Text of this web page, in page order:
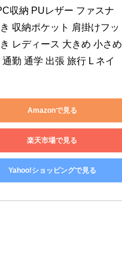
収納 PUレザー ファスナ
収納ポケット 肩掛けフッ
レディース 大きめ 小さめ
通勤 通学 出張 旅行 L ネイ
Amazonで見る
楽天市場で見る
Yahoo!ショッピングで見る